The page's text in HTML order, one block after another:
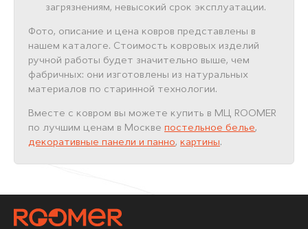
загрязнениям, невысокий срок эксплуатации.
Фото, описание и цена ковров представлены в
нашем каталоге. Стоимость ковровых изделий
ручной работы будет значительно выше, чем
фабричных: они изготовлены из натуральных
материалов по старинной технологии.
Вместе с ковром вы можете купить в МЦ ROOMER
по лучшим ценам в Москве постельное белье,
декоративные панели и панно, картины.